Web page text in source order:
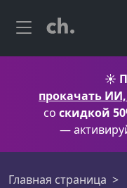
☀️
прокачать ИИ,
со скидкой
—
Главная страница